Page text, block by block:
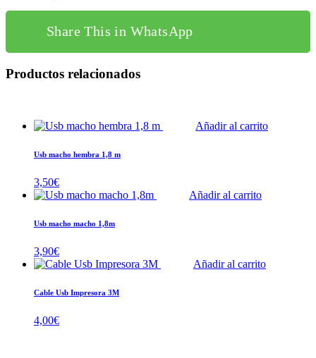
Share This in WhatsApp
Productos relacionados
Añadir al carrito
Usb macho hembra 1,8 m
3,50€
Añadir al carrito
Usb macho macho 1,8m
3,90€
Añadir al carrito
Cable Usb Impresora 3M
4,00€